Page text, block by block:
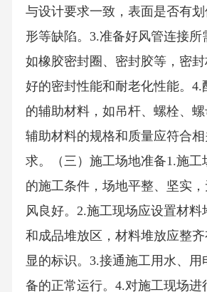
与设计要求一致，表面是否有
形等缺陷。3.准备好风管连接所
如橡胶密封圈、密封胶等，密
好的密封性能和耐老化性能。4.
的辅助材料，如吊杆、螺栓、螺
辅助材料的规格和质量应符合
求。（三）施工场地准备1.施工
的施工条件，场地平整、坚实
风良好。2.施工现场应设置材料
和成品堆放区，材料堆放应整
显的标识。3.接通施工用水、用
备的正常运行。4.对施工现场进